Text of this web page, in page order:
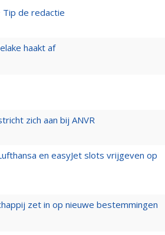
Tip de redactie
haakt af
zich aan bij ANVR
en easyJet slots vrijgeven op
zet in op nieuwe bestemmingen